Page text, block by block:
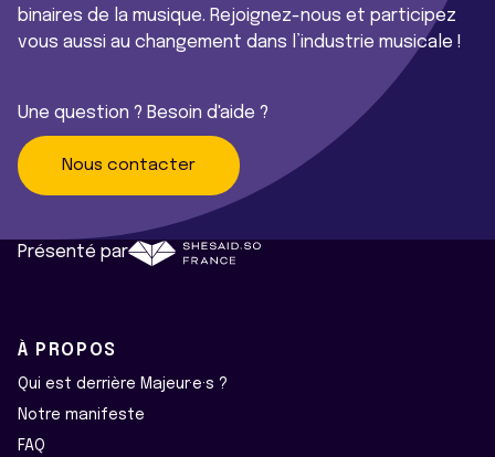
binaires de la musique. Rejoignez-nous et participez
vous aussi au changement dans l’industrie musicale !
Une question ? Besoin d'aide ?
Nous contacter
Présenté par
À PROPOS
Qui est derrière Majeur·e·s ?
Notre manifeste
FAQ